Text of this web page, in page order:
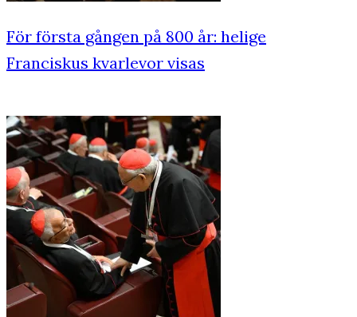
För första gången på 800 år: helige
Franciskus kvarlevor visas